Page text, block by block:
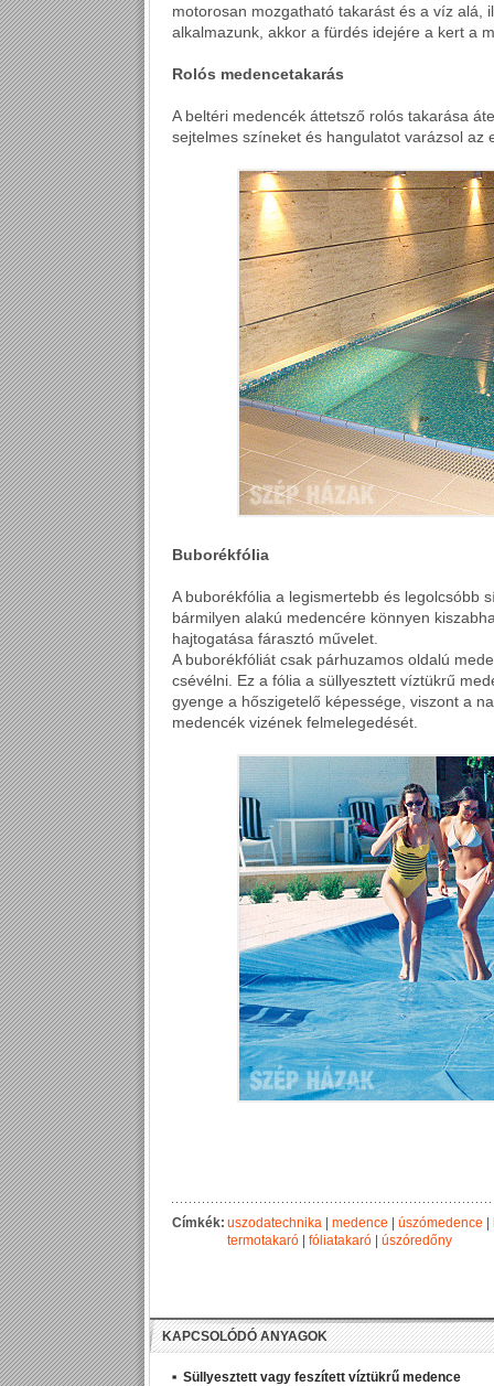
motorosan mozgatható takarást és a víz alá,
alkalmazunk, akkor a fürdés idejére a kert a
Rolós medencetakarás
A beltéri medencék áttetsző rolós takarása
sejtelmes színeket és hangulatot varázsol az
Buborékfólia
A buborékfólia a legismertebb és legolcsóbb
bármilyen alakú medencére könnyen
hajtogatása fárasztó művelet.
A buborékfóliát csak párhuzamos oldalú
csévélni. Ez a fólia a süllyesztett víztükrű
gyenge a hőszigetelő képessége, viszont a
medencék vizének felmelegedését.
Címkék:uszodatechnika medence úszómedence
termotakaró
fóliatakaró úszóredőny
KAPCSOLÓDÓ ANYAGOK
Süllyesztett vagy feszített víztükrű medence